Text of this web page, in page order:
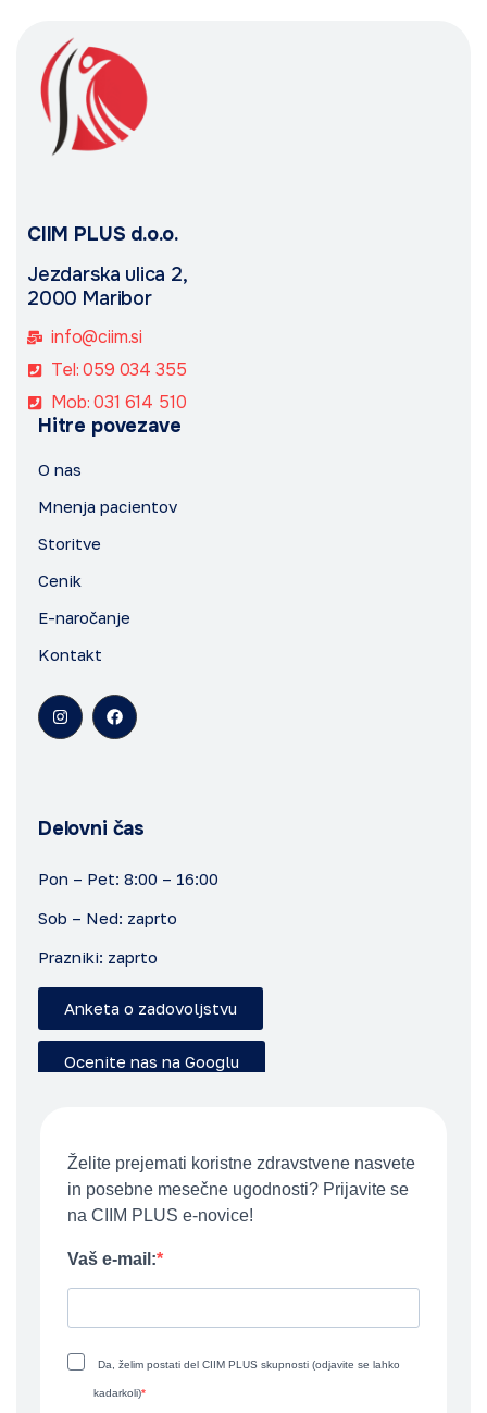
CIIM PLUS d.o.o.
Jezdarska ulica 2,
2000 Maribor
info@ciim.si
Tel: 059 034 355
Mob: 031 614 510
Hitre povezave
O nas
Mnenja pacientov
Storitve
Cenik
E-naročanje
Kontakt
Delovni čas
Pon – Pet: 8:00 – 16:00
Sob – Ned: zaprto
Prazniki: zaprto
Anketa o zadovoljstvu
Ocenite nas na Googlu
Želite prejemati koristne zdravstvene nasvete
in posebne mesečne ugodnosti? Prijavite se
na CIIM PLUS e-novice!
Vaš e-mail:
Da, želim postati del CIIM PLUS skupnosti (odjavite se lahko
kadarkoli)